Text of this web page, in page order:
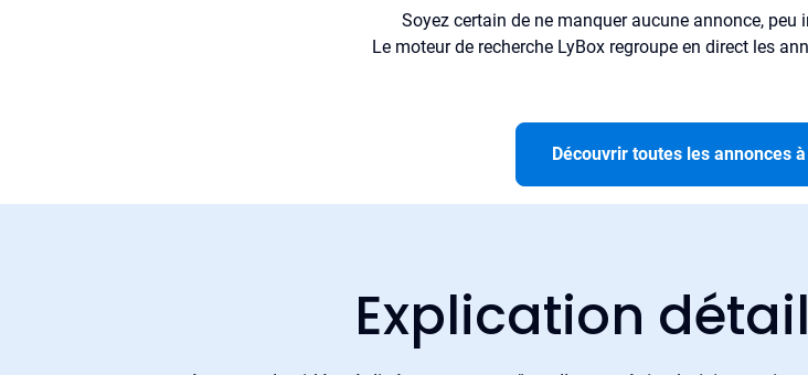
Soyez certain de ne manquer aucune annonce, peu
Le moteur de recherche LyBox regroupe en direct les
Découvrir toutes les annonces
Explication